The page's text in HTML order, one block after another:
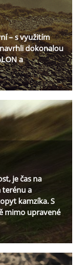
– s využitím
dokonalou
a
je čas na
terénu a
kamzíka. S
mimo upravené